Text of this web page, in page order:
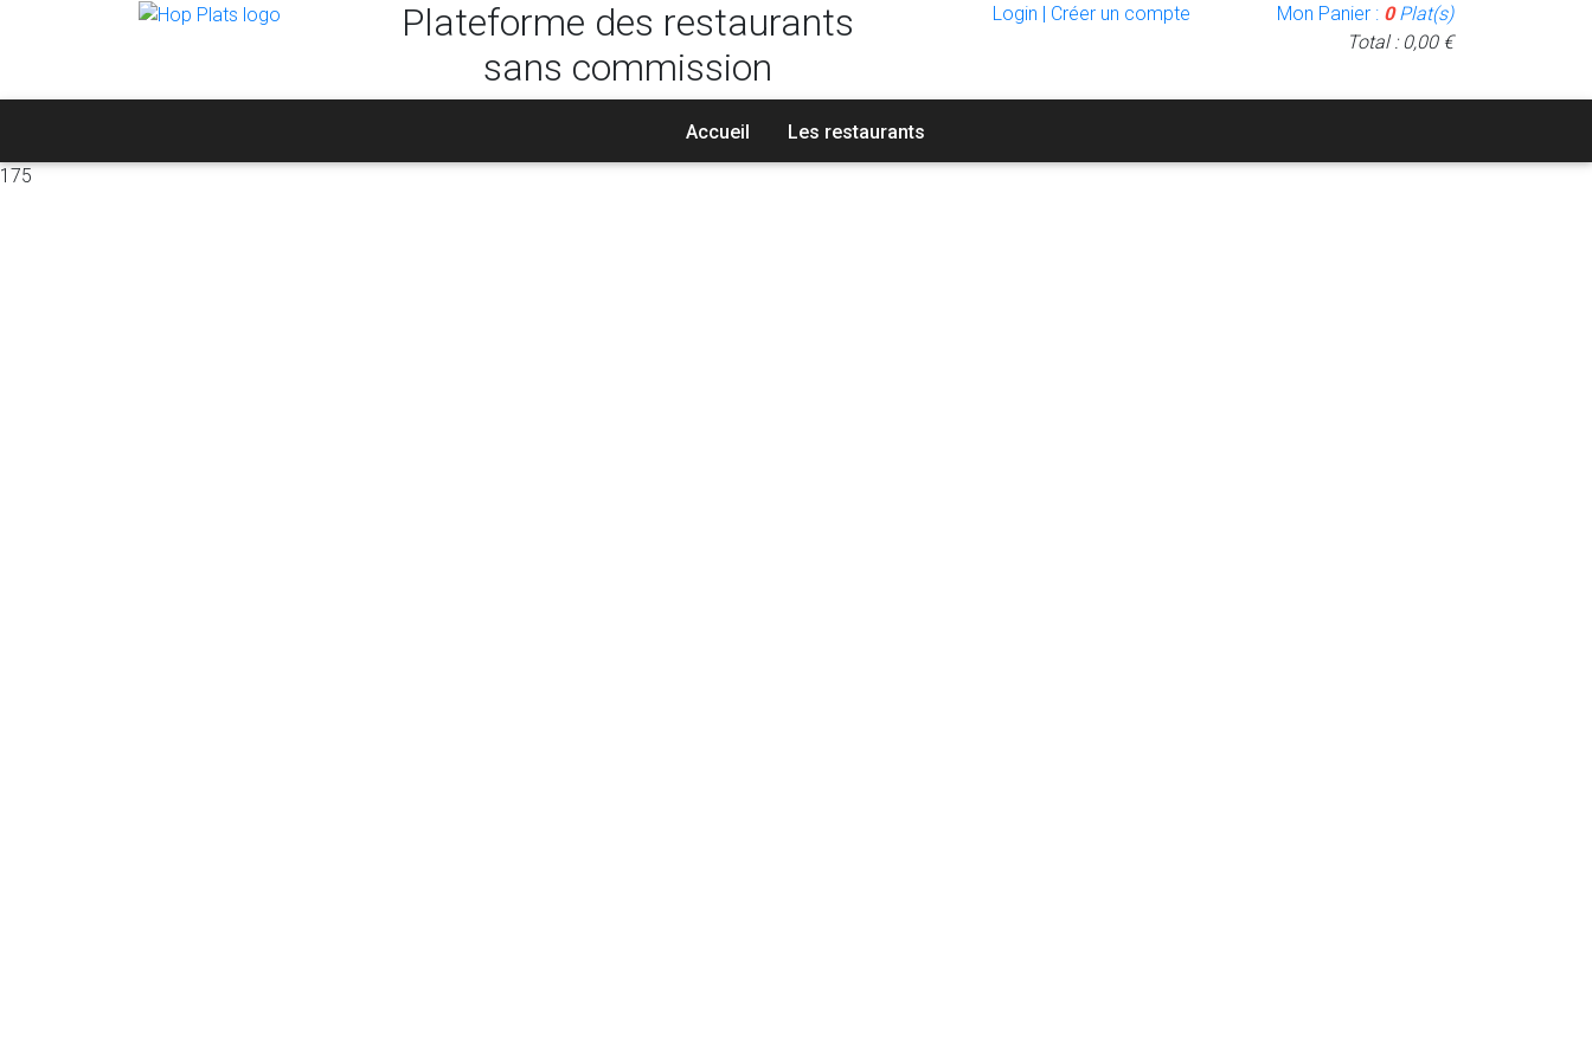
Plateforme des restaurants
sans commission
Login | Créer un compte Mon Panier : 0Plat(s)
Total : 0,00 €
Accueil
Les restaurants
175